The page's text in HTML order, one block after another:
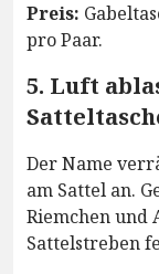
Preis:
pro Paar.
5. Luft
Der Name
am Sattel an.
Riemchen und
Sattelstreben